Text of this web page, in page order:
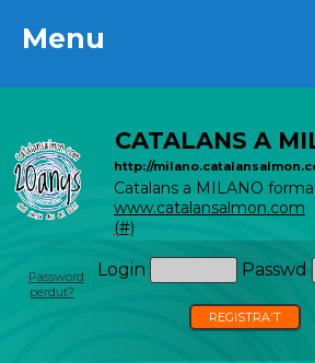
Menu
CATALANS A
http://
Catalans a MILANO
www.catalansalmon.com
(#)
Login Passwd
Password
perdut?
REGISTRA'T
Menu